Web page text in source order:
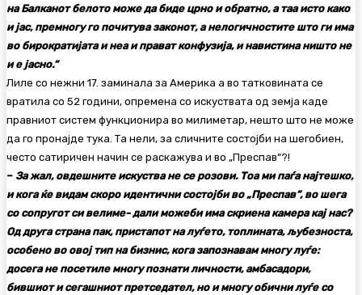
на Балканот белото може да биде црно и обратно, а таа исто како
и јас, премногу го почитува законот, а нелогичностите што ги има
во бирократијата и неа и прават конфузија, и навистина ништо не
и е јасно.“
Лиле со нежни 17. заминала за Америка а во татковината се
вратила со 52 години, опремена со искуствата од земја каде
правниот систем функционира во милиметар, нешто што не може
да го пронајде тука. Та нели, за сличните состојби на шегобиен,
често сатиричен начин се раскажува и во „Преспав“?!
– За жал, овдешните искуства не се розови. Тоа ми паѓа најтешко,
и кога ќе видам скоро идентични состојби во „Преспав“, во шега
со сопругот си велиме- дали можеби има скриена камера кај нас?
Од друга страна пак, пристапот на луѓето, топлината, љубезноста,
особено во овој тип на бизнис, кога запознавам многу луѓе:
досега не посетиле многу познати личности, амбасадори,
бившиот и сегашниот претседател, но и многу обични луѓе со